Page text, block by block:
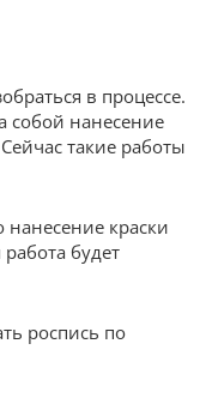
в процессе.
собой нанесение
такие работы
краски
будет
роспись по